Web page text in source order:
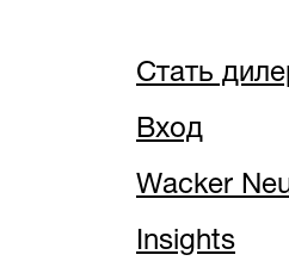
Стать
Вход
Wacker
Insights